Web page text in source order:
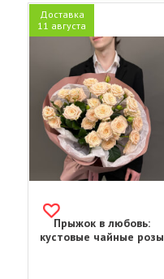
Доставка
11 августа
Прыжок в любовь:
кустовые чайные розы